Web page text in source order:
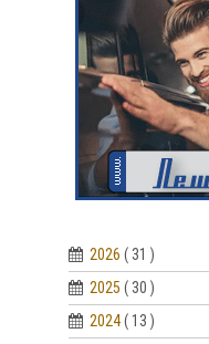
2026 ( 31 )
2025 ( 30 )
2024 ( 13 )